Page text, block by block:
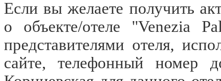
Если вы желаете получить
о объекте/отеле "Venezia
представителями отеля,
сайте, телефонный номер